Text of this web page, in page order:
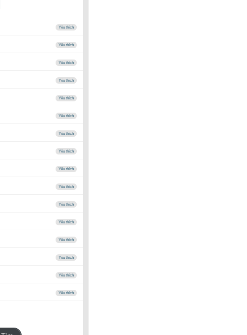
Yêu thích
Yêu thích
Yêu thích
Yêu thích
Yêu thích
Yêu thích
Yêu thích
Yêu thích
Yêu thích
Yêu thích
Yêu thích
Yêu thích
Yêu thích
Yêu thích
Yêu thích
Yêu thích